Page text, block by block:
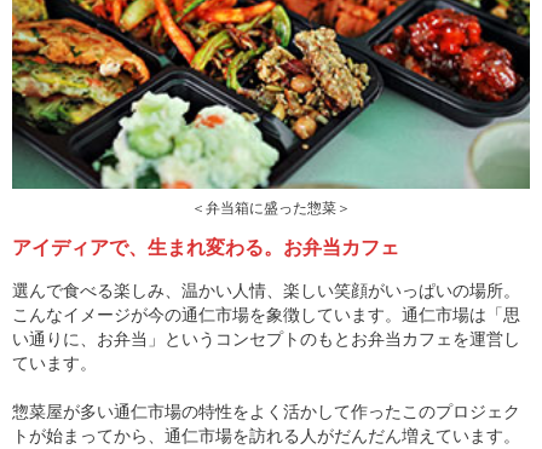
＜弁当箱に盛った惣菜＞
アイディアで、生まれ変わる。お弁当カフェ
選んで食べる楽しみ、温かい人情、楽しい笑顔がいっぱいの場所。
こんなイメージが今の通仁市場を象徴しています。通仁市場は「思
い通りに、お弁当」というコンセプトのもとお弁当カフェを運営し
ています。
惣菜屋が多い通仁市場の特性をよく活かして作ったこのプロジェク
トが始まってから、通仁市場を訪れる人がだんだん増えています。